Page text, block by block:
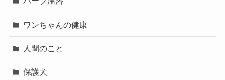
ワンちゃんの健康
人間のこと
保護犬